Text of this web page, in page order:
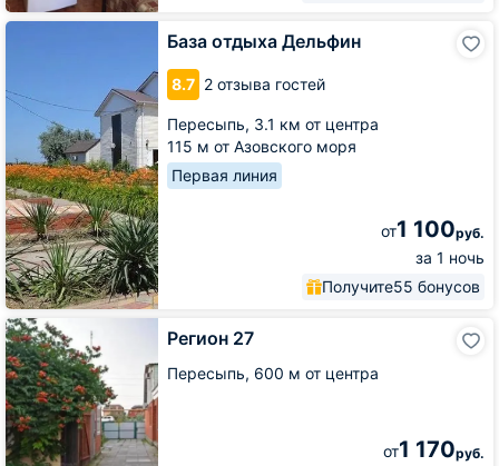
База отдыха Дельфин
8.7 2 отзыва гостей
Пересыпь, 3.1 км от центра
115 м от Азовского моря
Первая линия
от1 100руб.
за 1 ночь
Получите55 бонусов
База
Регион 27
Пересыпь, 600 м от центра
от1 170руб.
Регион
27